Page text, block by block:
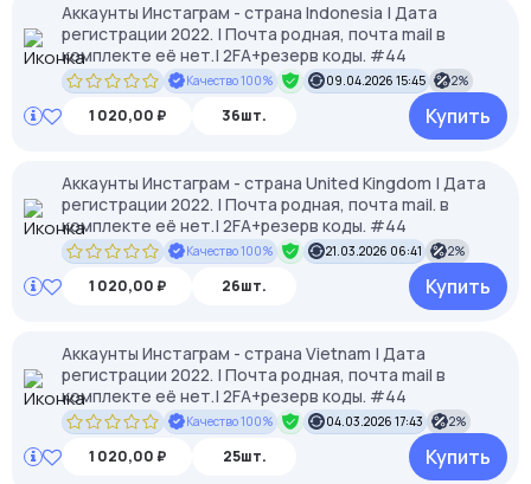
Аккаунты Инстаграм - страна Indonesia | Дата
регистрации 2022. | Почта родная, почта mail в
комплекте её нет.| 2FA+резерв коды. #44
Качество 100% 09.04.2026 15:45 2%
1 020,00 ₽ 36шт. Купить
Аккаунты Инстаграм - страна United Kingdom | Дата
регистрации 2022. | Почта родная, почта mail. в
комплекте её нет.| 2FA+резерв коды. #44
Качество 100% 21.03.2026 06:41 2%
1 020,00 ₽ 26шт. Купить
Аккаунты Инстаграм - страна Vietnam | Дата
регистрации 2022. | Почта родная, почта mail в
комплекте её нет.| 2FA+резерв коды. #44
Качество 100% 04.03.2026 17:43 2%
1 020,00 ₽ 25шт. Купить